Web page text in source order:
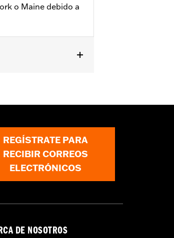
o Maine debido a
REGÍSTRATE PARA
RECIBIR CORREOS
ELECTRÓNICOS
DE NOSOTROS